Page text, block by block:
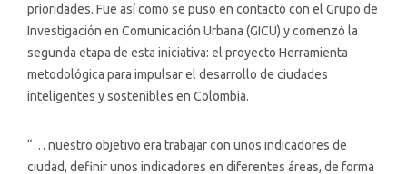
prioridades. Fue así como se puso en contacto con el Grupo de
Investigación en Comunicación Urbana (GICU) y comenzó la
segunda etapa de esta iniciativa: el proyecto Herramienta
metodológica para impulsar el desarrollo de ciudades
inteligentes y sostenibles en Colombia.
“… nuestro objetivo era trabajar con unos indicadores de
ciudad, definir unos indicadores en diferentes áreas, de forma